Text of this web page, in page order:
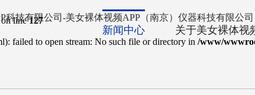
line127
failed to open stream: No such file or directory in /www/
新闻中心 关于美女裸体视